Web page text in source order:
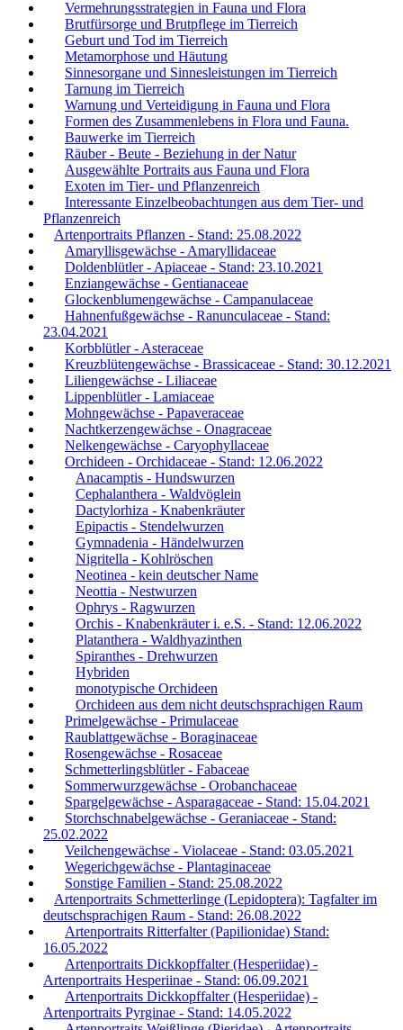
Vermehrungsstrategien in Fauna und Flora
Brutfürsorge und Brutpflege im Tierreich
Geburt und Tod im Tierreich
Metamorphose und Häutung
Sinnesorgane und Sinnesleistungen im Tierreich
Tarnung im Tierreich
Warnung und Verteidigung in Fauna und Flora
Formen des Zusammenlebens in Flora und Fauna.
Bauwerke im Tierreich
Räuber - Beute - Beziehung in der Natur
Ausgewählte Portraits aus Fauna und Flora
Exoten im Tier- und Pflanzenreich
Interessante Einzelbeobachtungen aus dem Tier- und
Pflanzenreich
Artenportraits Pflanzen - Stand: 25.08.2022
Amaryllisgewächse - Amaryllidaceae
Doldenblütler - Apiaceae - Stand: 23.10.2021
Enziangewächse - Gentianaceae
Glockenblumengewächse - Campanulaceae
Hahnenfußgewächse - Ranunculaceae - Stand:
23.04.2021
Korbblütler - Asteraceae
Kreuzblütengewächse - Brassicaceae - Stand: 30.12.2021
Liliengewächse - Liliaceae
Lippenblütler - Lamiaceae
Mohngewächse - Papaveraceae
Nachtkerzengewächse - Onagraceae
Nelkengewächse - Caryophyllaceae
Orchideen - Orchidaceae - Stand: 12.06.2022
Anacamptis - Hundswurzen
Cephalanthera - Waldvöglein
Dactylorhiza - Knabenkräuter
Epipactis - Stendelwurzen
Gymnadenia - Händelwurzen
Nigritella - Kohlröschen
Neotinea - kein deutscher Name
Neottia - Nestwurzen
Ophrys - Ragwurzen
Orchis - Knabenkräuter i. e.S. - Stand: 12.06.2022
Platanthera - Waldhyazinthen
Spiranthes - Drehwurzen
Hybriden
monotypische Orchideen
Orchideen aus dem nicht deutschsprachigen Raum
Primelgewächse - Primulaceae
Raublattgewächse - Boraginaceae
Rosengewächse - Rosaceae
Schmetterlingsblütler - Fabaceae
Sommerwurzgewächse - Orobanchaceae
Spargelgewächse - Asparagaceae - Stand: 15.04.2021
Storchschnabelgewächse - Geraniaceae - Stand:
25.02.2022
Veilchengewächse - Violaceae - Stand: 03.05.2021
Wegerichgewächse - Plantaginaceae
Sonstige Familien - Stand: 25.08.2022
Artenportraits Schmetterlinge (Lepidoptera): Tagfalter im
deutschsprachigen Raum - Stand: 26.08.2022
Artenportraits Ritterfalter (Papilionidae) Stand:
16.05.2022
Artenportraits Dickkopffalter (Hesperiidae) -
Artenportraits Hesperiinae - Stand: 06.09.2021
Artenportraits Dickkopffalter (Hesperiidae) -
Artenportraits Pyrginae - Stand: 14.05.2022